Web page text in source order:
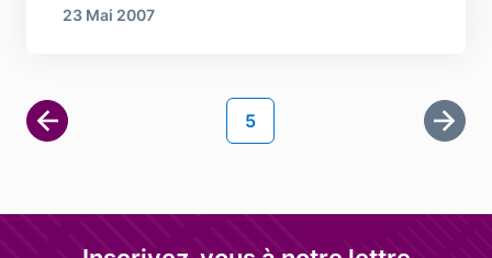
23 Mai 2007
Page courante
5